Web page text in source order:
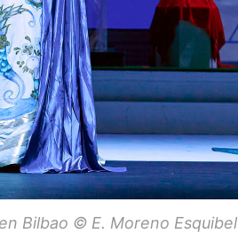
Bilbao © E. Moreno Esquibel